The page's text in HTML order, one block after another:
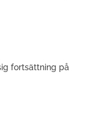
fortsättning på